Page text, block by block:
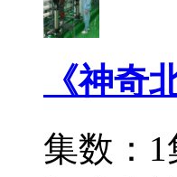
《神奇
集数：1